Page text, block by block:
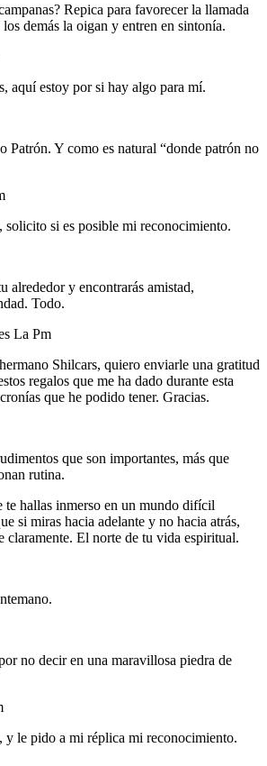
Repica para favorecer la llamada
demás la oigan y entren en sintonía.
aquí estoy por si hay algo para mí.
Patrón. Y como es natural “donde patrón no
solicito si es posible mi reconocimiento.
alrededor y encontrarás amistad,
Todo.
La Pm
Shilcars, quiero enviarle una gratitud
regalos que me ha dado durante esta
que he podido tener. Gracias.
que son importantes, más que
rutina.
hallas inmerso en un mundo difícil
si miras hacia adelante y no hacia atrás,
claramente. El norte de tu vida espiritual.
no decir en una maravillosa piedra de
y le pido a mi réplica mi reconocimiento.